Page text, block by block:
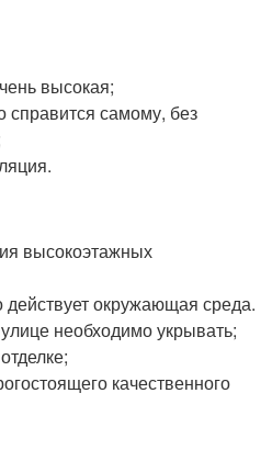
высокая;
самому, без
высокоэтажных
действует окружающая среда.
необходимо укрывать;
качественного